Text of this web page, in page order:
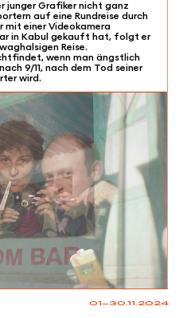
01—30.11.2024
junger Grafiker nicht ganz
auf eine Rundreise durch
mit einer Videokamera
in Kabul gekauft hat, folgt er
Reise.
wenn man ängstlich
9/11, nach dem Tod seiner
wird.